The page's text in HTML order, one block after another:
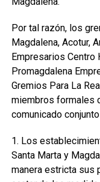
Por tal razón, los
Magdalena, Acotur,
Empresarios Centro
Promagdalena
Gremios Para La
miembros formales
comunicado
1. Los
Santa Marta y
manera estricta sus